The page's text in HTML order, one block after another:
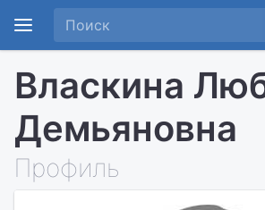
Власкина
Демьяновна
Профиль